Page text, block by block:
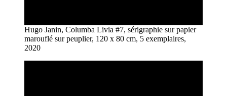
Hugo Janin, Columba Livia #7, sérigraphie sur papier
marouflé sur peuplier, 120 x 80 cm, 5 exemplaires,
2020